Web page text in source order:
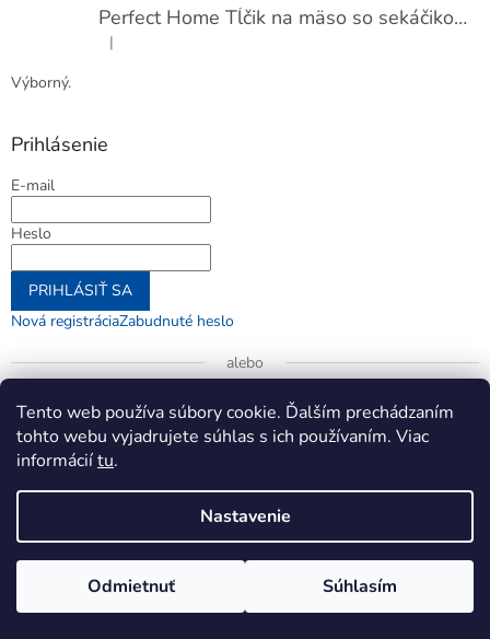
Tento web používa súbory cookie. Ďalším prechádzaním
tohto webu vyjadrujete súhlas s ich používaním. Viac
informáciítu.
Nastavenie
Odmietnuť Súhlasím
Perfect Home Tĺčik na mäso so sekáčikom, 56893
Hodnotenie produktu je 5 z 5 hviezdičiek.
|
Výborný.
Prihlásenie
E-mail
Heslo
PRIHLÁSIŤ SA
Nová registráciaZabudnuté heslo
alebo
Prihlásiť sa cez Google
. Všetky práva vyhradené.